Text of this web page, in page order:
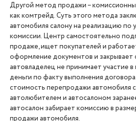
Другой метод продажи –
как комтрейд. Суть этого метода
автомобиля салону на реализацию по
комиссии. Центр самостоятельно
продаже, ищет покупателей и
оформление документов и закрывает
автовладелец не принимает участие
деньги по факту выполнения
стоимость перепродажи автомобиля
автолюбителем и автосалоном
автосалон забирает комиссию в
продажи автомобиля.